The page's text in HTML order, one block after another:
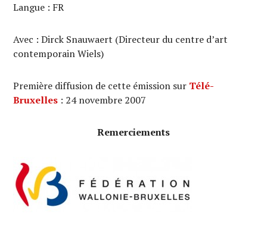
Langue : FR
Avec : Dirck Snauwaert (Directeur du centre d’art
contemporain Wiels)
Première diffusion de cette émission sur Télé-
Bruxelles : 24 novembre 2007
Remerciements